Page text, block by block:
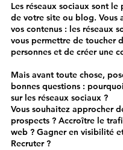
Les réseaux sociaux sont
de votre site ou blog. Vous
vos contenus : les réseaux
vous permettre de toucher
personnes et de créer une
Mais avant toute chose,
bonnes questions :
sur les réseaux sociaux ?
Vous souhaitez approcher
prospects ? Accroître le
web ? Gagner en visibilité
Recruter ?